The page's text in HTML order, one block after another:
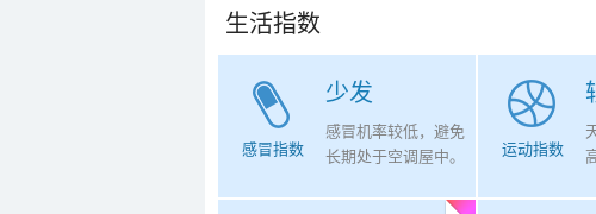
生活指数
少发
感冒指数
感冒机率较低，避免
长期处于空调屋中。
运动指数